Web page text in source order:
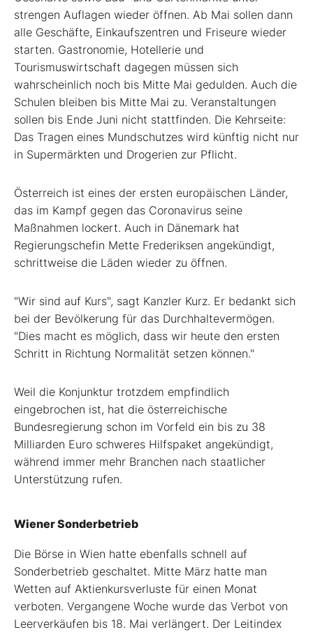
strengen Auflagen wieder öffnen. Ab Mai sollen dann
alle Geschäfte, Einkaufszentren und Friseure wieder
starten. Gastronomie, Hotellerie und
Tourismuswirtschaft dagegen müssen sich
wahrscheinlich noch bis Mitte Mai gedulden. Auch die
Schulen bleiben bis Mitte Mai zu. Veranstaltungen
sollen bis Ende Juni nicht stattfinden. Die Kehrseite:
Das Tragen eines Mundschutzes wird künftig nicht nur
in Supermärkten und Drogerien zur Pflicht.
Österreich ist eines der ersten europäischen Länder,
das im Kampf gegen das Coronavirus seine
Maßnahmen lockert. Auch in Dänemark hat
Regierungschefin Mette Frederiksen angekündigt,
schrittweise die Läden wieder zu öffnen.
"Wir sind auf Kurs", sagt Kanzler Kurz. Er bedankt sich
bei der Bevölkerung für das Durchhaltevermögen.
"Dies macht es möglich, dass wir heute den ersten
Schritt in Richtung Normalität setzen können."
Weil die Konjunktur trotzdem empfindlich
eingebrochen ist, hat die österreichische
Bundesregierung schon im Vorfeld ein bis zu 38
Milliarden Euro schweres Hilfspaket angekündigt,
während immer mehr Branchen nach staatlicher
Unterstützung rufen.
Wiener Sonderbetrieb
Die Börse in Wien hatte ebenfalls schnell auf
Sonderbetrieb geschaltet. Mitte März hatte man
Wetten auf Aktienkursverluste für einen Monat
verboten. Vergangene Woche wurde das Verbot von
Leerverkäufen bis 18. Mai verlängert. Der Leitindex